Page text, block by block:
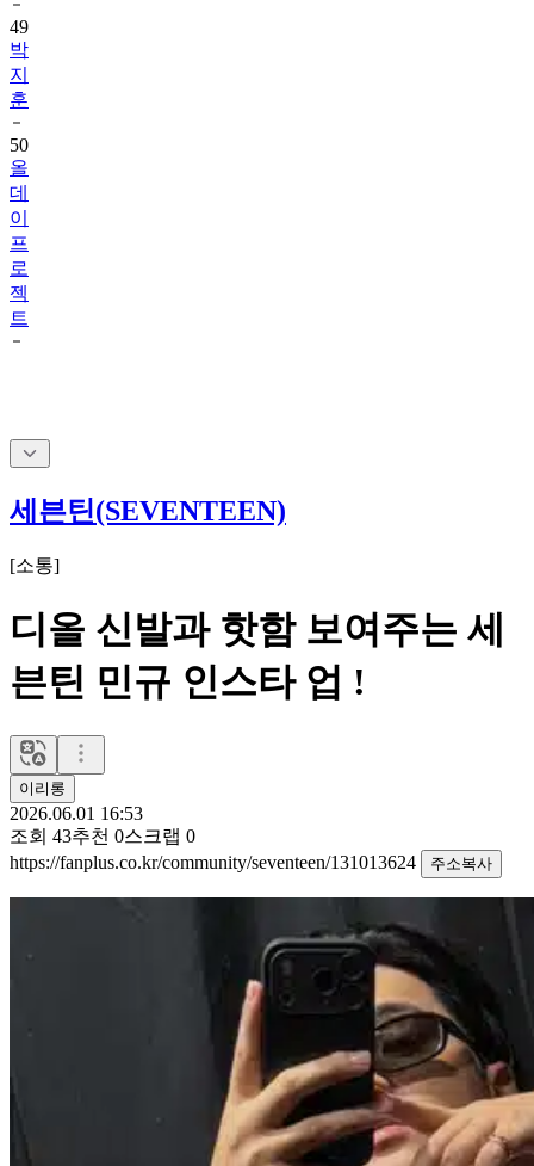
49
박
지
훈
50
올
데
이
프
로
젝
트
세븐틴(SEVENTEEN)
[소통]
디올 신발과 핫함 보여주는 세
븐틴 민규 인스타 업 !
이리롱
2026.06.01 16:53
조회 43추천 0스크랩 0
https://fanplus.co.kr/community/seventeen/131013624
주소복사